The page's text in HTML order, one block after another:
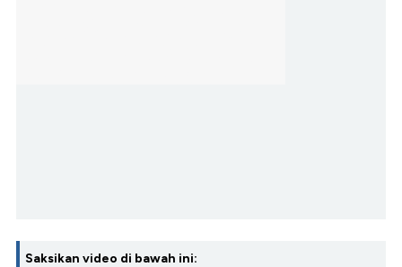
Saksikan video di bawah ini: